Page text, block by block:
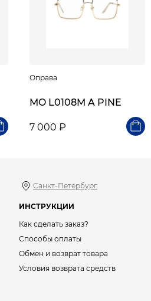
Оправа
MO L0108M A PINE
7 000 ₽
Санкт-Петербург
ИНСТРУКЦИИ
Как сделать заказ?
Способы оплаты
Обмен и возврат товара
Условия возврата средств